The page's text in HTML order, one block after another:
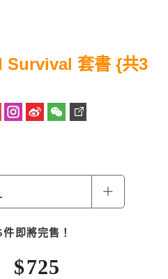
Survival 套書 {共3
+
即將完售！
$725